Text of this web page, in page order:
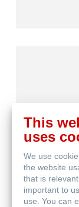
This
uses
We use
the website
that is
important to
use. You can